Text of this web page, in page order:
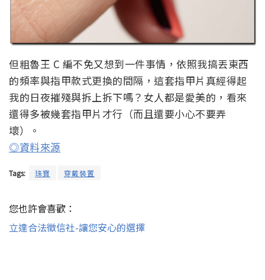
但粗魯王 C 編不免又想到一件事情，依照我搞丟東西
的頻率與指甲款式更換的間隔，這套指甲片真經得起
我的日夜摧殘與拆上拆下嗎？女人都是愛美的，看來
還得多被幾套指甲片才行（而且還要小心不要弄
壞）。
◎資料來源
Tags: 珠寶 穿戴裝置
您也許會喜歡：
立達合法徵信社-讓您安心的選擇